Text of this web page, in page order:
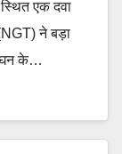
एक दवा
ने बड़ा
के…